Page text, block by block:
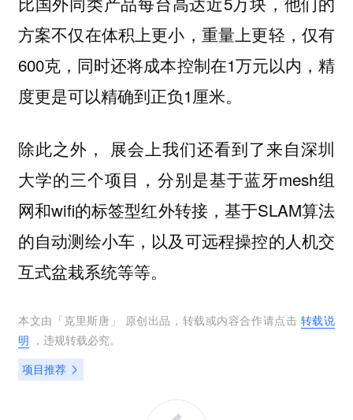
方案不仅在体积上更小，重量上更轻，仅有
600克，同时还将成本控制在1万元以内，精
度更是可以精确到正负1厘米。
除此之外， 展会上我们还看到了来自深圳
大学的三个项目，分别是基于蓝牙mesh组
网和wifi的标签型红外转接，基于SLAM算法
的自动测绘小车，以及可远程操控的人机交
互式盆栽系统等等。
本文由「克里斯唐 」 原创出品，转载或内容合作请点击 转载说
明 ，违规转载必究。
项目推荐